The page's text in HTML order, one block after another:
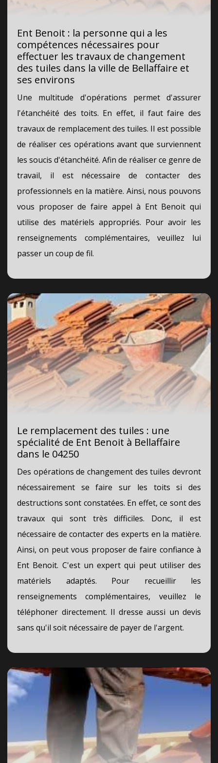
Ent Benoit : la personne qui a les
compétences nécessaires pour
effectuer les travaux de changement
des tuiles dans la ville de Bellaffaire et
ses environs
Une multitude d'opérations permet d'assurer
l'étanchéité des toits. En effet, il faut faire des
travaux de remplacement des tuiles. Il est possible
de réaliser ces opérations avant que surviennent
les soucis d'étanchéité. Afin de réaliser ce genre de
travail, il est nécessaire de contacter des
professionnels en la matière. Ainsi, nous pouvons
vous proposer de faire appel à Ent Benoit qui
utilise des matériels appropriés. Pour avoir les
renseignements complémentaires, veuillez lui
passer un coup de fil.
Le remplacement des tuiles : une
spécialité de Ent Benoit à Bellaffaire
dans le 04250
Des opérations de changement des tuiles devront
nécessairement se faire sur les toits si des
destructions sont constatées. En effet, ce sont des
travaux qui sont très difficiles. Donc, il est
nécessaire de contacter des experts en la matière.
Ainsi, on peut vous proposer de faire confiance à
Ent Benoit. C'est un expert qui peut utiliser des
matériels adaptés. Pour recueillir les
renseignements complémentaires, veuillez le
téléphoner directement. Il dresse aussi un devis
sans qu'il soit nécessaire de payer de l'argent.